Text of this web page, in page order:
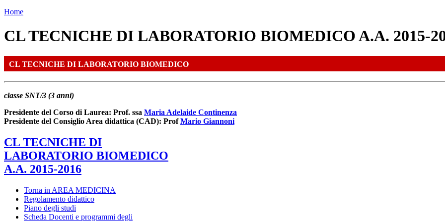
Home
CL TECNICHE DI LABORATORIO BIOMEDICO A.A. 2015-
CL TECNICHE DI LABORATORIO BIOMEDICO
classe SNT/3 (3 anni)
Presidente del Corso di Laurea: Prof. ssa Maria Adelaide Continenza
Presidente del Consiglio Area didattica (CAD): ProfMario Giannoni
CL TECNICHE DI
LABORATORIO BIOMEDICO
A.A. 2015-2016
Torna in AREA MEDICINA
Regolamento didattico
Piano degli studi
Scheda Docenti e programmi degli